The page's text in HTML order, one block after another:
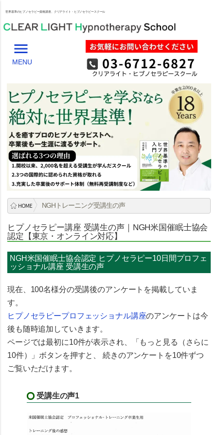
世界基準のヒプノセラピー資格講座、クリアライト・ヒプノセラピースクール
menu
MENU
NGHトレーニング受講生の声
ヒプノセラピー講座 受講生の声｜NGH米国催眠士協会
認定【東京・オンライン対応】
NGH米国催眠士協会認定 ヒプノセラピー10日間プロフェ
ッショナル講座 受講生の声
現在、 100名様分の受講後のアンケート を掲載していま
す。
ヒプノセラピープロフェッショナル講座のアンケートは今
後も 随時追加 していきます。
ページでは最初に10件が表示され、「もっと見る（さらに
10件）」ボタンを押すと、 続きのアンケートを10件ずつ
ご覧いただけます。
受講生の声1